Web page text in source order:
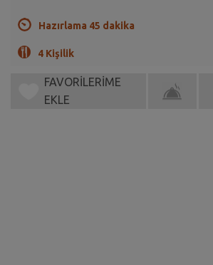
Hazırlama 45 dakika
4 Kişilik
FAVORİLERİME
EKLE